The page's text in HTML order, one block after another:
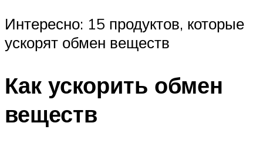
Интересно: 15 продуктов, которые
ускорят обмен веществ
Как ускорить обмен
веществ